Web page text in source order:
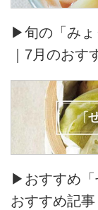
▶旬の「みょ
｜7月のおす
▶おすすめ「
おすすめ記事